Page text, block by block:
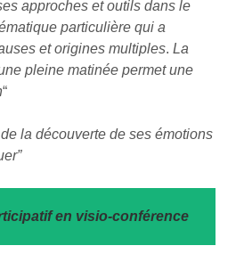
approches et outils dans le
particulière qui a
et origines multiples. La
pleine matinée permet une
“
la découverte de ses émotions
en visio-conférence